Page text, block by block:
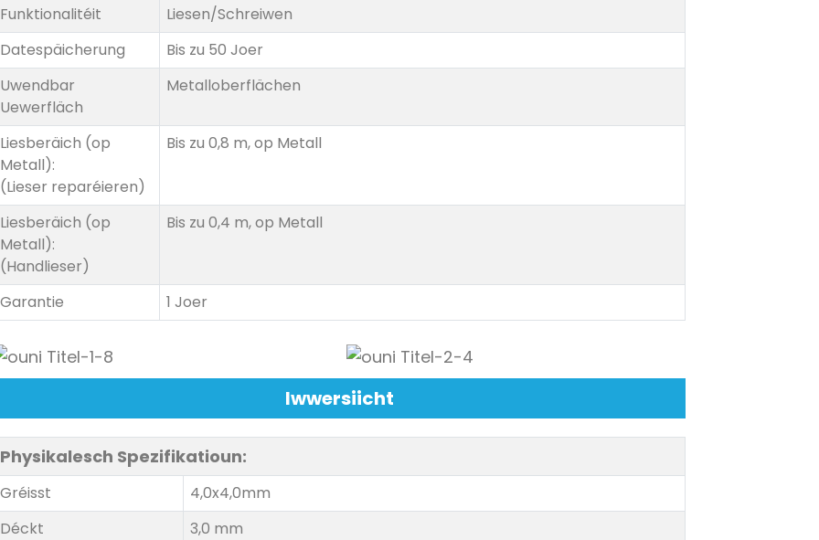
Funktionalitéit
Liesen/Schreiwen
Datespäicherung
Bis zu 50 Joer
Uwendbar
Uewerfläch
Metalloberflächen
Liesberäich (op
Metall):
(Lieser reparéieren)
Bis zu 0,8 m, op Metall
Liesberäich (op
Metall):
(Handlieser)
Bis zu 0,4 m, op Metall
Garantie 1 Joer
Iwwersiicht
Physikalesch Spezifikatioun:
Gréisst
4,0x4,0mm
Déckt
3,0 mm